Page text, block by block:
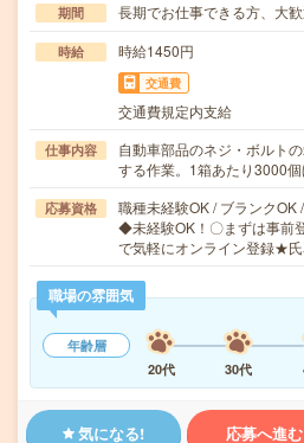
期間 長期でお仕事できる方、大歓
時給 時給1450円
交通費
交通費規定内支給
仕事内容
自動車部品のネジ・ボルト
する作業。1箱あたり3000
応募資格
職種未経験OK / ブランクOK
◆未経験OK！〇まずは事前
で気軽にオンライン登録★
職場の雰囲気
年齢層
20代
30代
気になる! 応募へ進む